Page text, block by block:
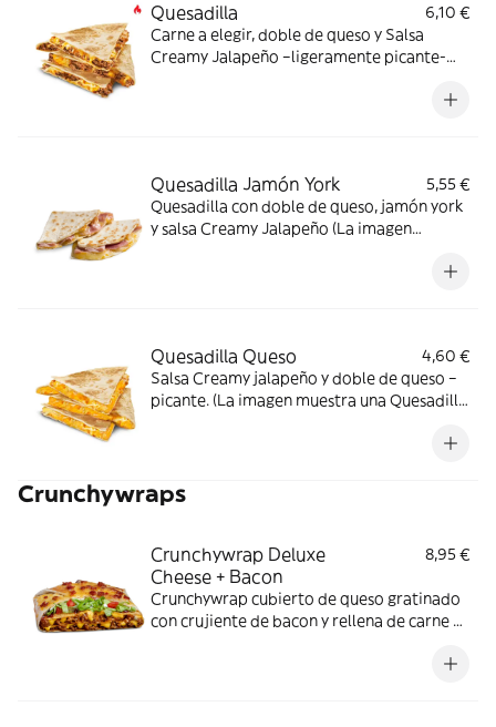
Quesadilla
6,10 €
Carne a elegir, doble de queso y Salsa
Creamy Jalapeño –ligeramente picante-
Quesadilla Jamón York
5,55 €
Quesadilla con doble de queso, jamón york
y salsa Creamy Jalapeño (La imagen
Quesadilla Queso
4,60 €
Salsa Creamy jalapeño y doble de queso –
picante. (La imagen muestra una Quesadilla
Crunchywraps
Crunchywrap Deluxe
Cheese + Bacon
8,95 €
Crunchywrap cubierto de queso gratinado
con crujiente de bacon y rellena de carne a